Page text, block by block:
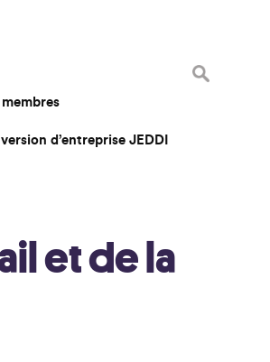
Rechercher
membres
d’entreprise JEDDI
et de la